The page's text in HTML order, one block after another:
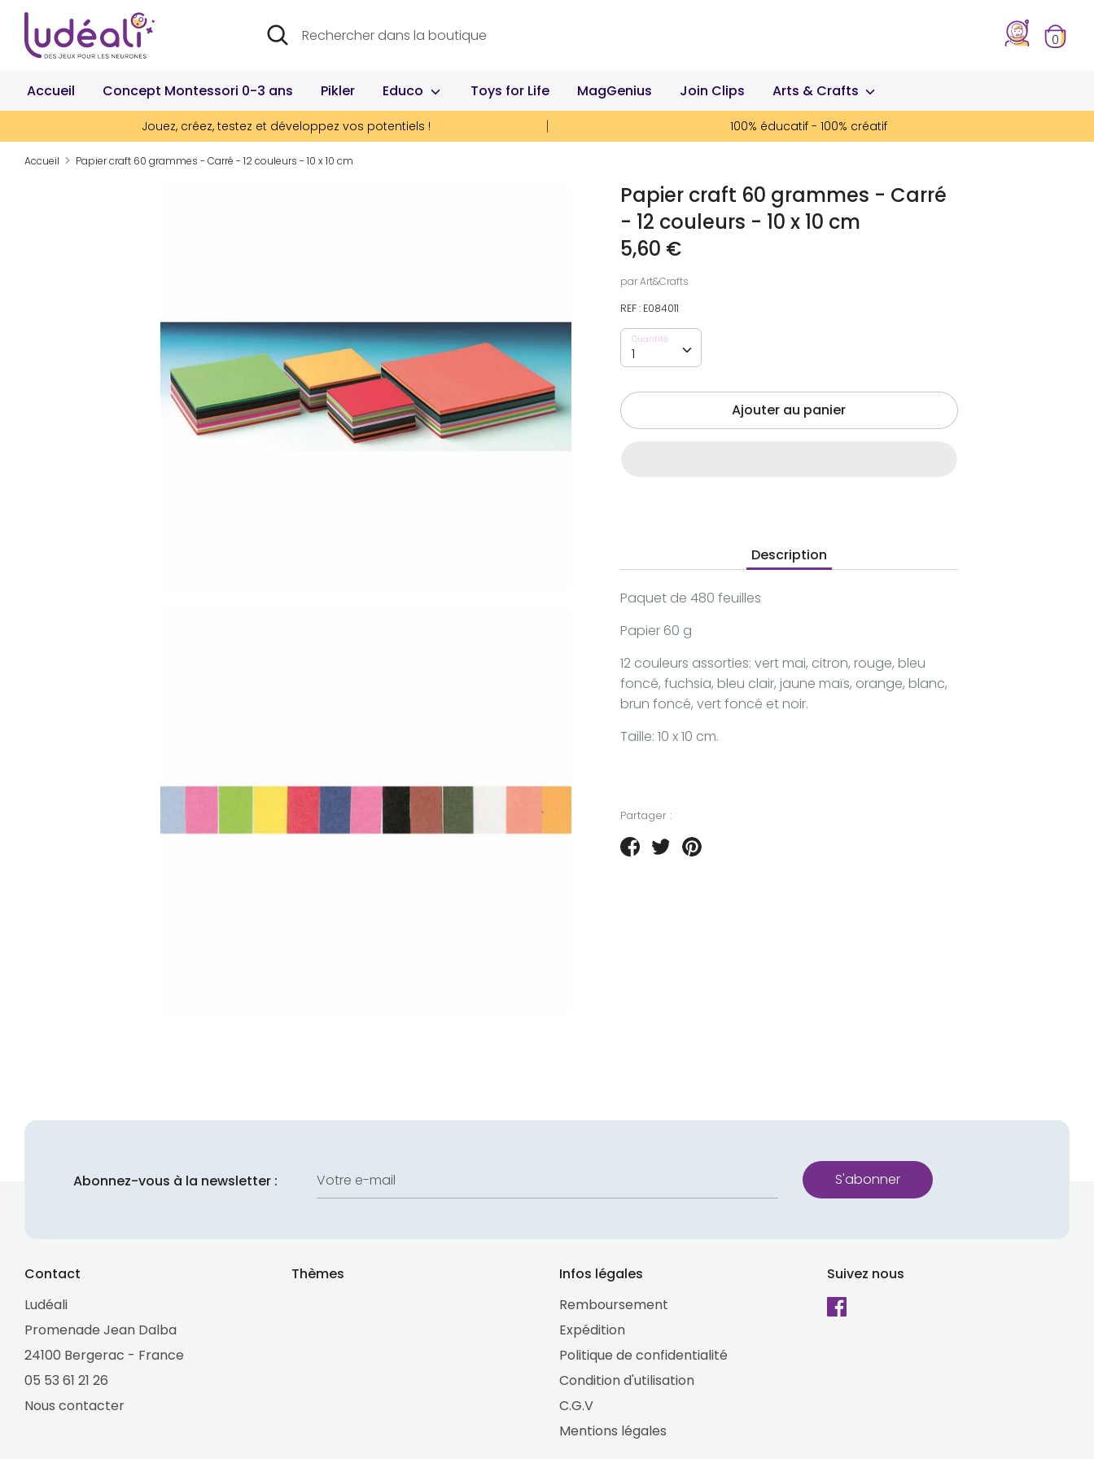
Passer
contenu
Recherche
Rechercher
dans
boutique
0
Accueil Concept Montessori 0-3 ans Pikler Educo Toys for Life MagGenius Join Clips Arts & Crafts
Jouez, créez, testez et développez vos potentiels ! 100% éducatif - 100% créatif
Accueil Papier craft 60 grammes - Carré - 12 couleurs - 10 x 10 cm
Papier craft 60 grammes - Carré
- 12 couleurs - 10 x 10 cm
5,60 €
parArt&Crafts
REF : E084011
Quantité
1
Quantité
Ajouter au panier
Description
Paquet de 480 feuilles
Papier 60 g
12 couleurs assorties: vert mai, citron, rouge, bleu
foncé, fuchsia, bleu clair, jaune maïs, orange, blanc,
brun foncé, vert foncé et noir.
Taille: 10 x 10 cm.
Partager :
PartagerTweeterÉpingler
Abonnez-vous à la newsletter : Votre e-mail S'abonner
Contact
Ludéali
Promenade Jean Dalba
24100 Bergerac - France
05 53 61 21 26
Nous contacter
Thèmes
Infos légales
Remboursement
Expédition
Politique de confidentialité
Condition d'utilisation
C.G.V
Mentions légales
Suivez nous